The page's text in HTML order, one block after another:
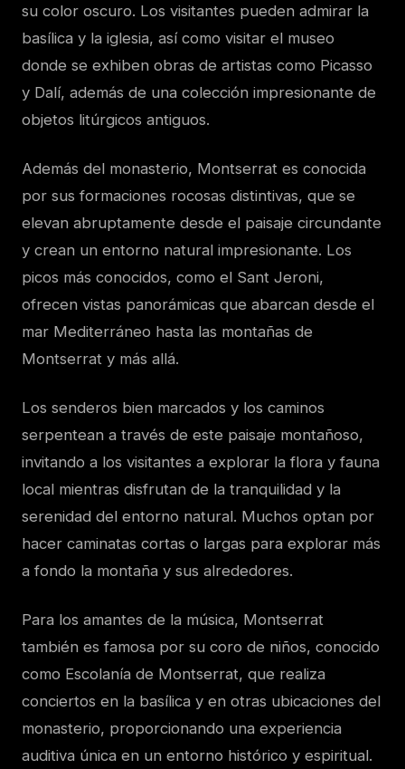
su color oscuro. Los visitantes pueden admirar la
basílica y la iglesia, así como visitar el museo
donde se exhiben obras de artistas como Picasso
y Dalí, además de una colección impresionante de
objetos litúrgicos antiguos.
Además del monasterio, Montserrat es conocida
por sus formaciones rocosas distintivas, que se
elevan abruptamente desde el paisaje circundante
y crean un entorno natural impresionante. Los
picos más conocidos, como el Sant Jeroni,
ofrecen vistas panorámicas que abarcan desde el
mar Mediterráneo hasta las montañas de
Montserrat y más allá.
Los senderos bien marcados y los caminos
serpentean a través de este paisaje montañoso,
invitando a los visitantes a explorar la flora y fauna
local mientras disfrutan de la tranquilidad y la
serenidad del entorno natural. Muchos optan por
hacer caminatas cortas o largas para explorar más
a fondo la montaña y sus alrededores.
Para los amantes de la música, Montserrat
también es famosa por su coro de niños, conocido
como Escolanía de Montserrat, que realiza
conciertos en la basílica y en otras ubicaciones del
monasterio, proporcionando una experiencia
auditiva única en un entorno histórico y espiritual.